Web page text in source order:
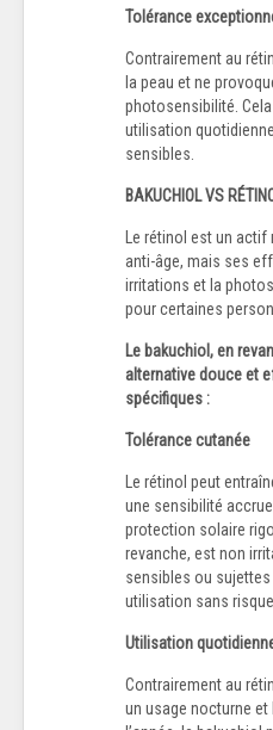
Tolérance
Contrairement au
la peau et ne
photosensibilité.
utilisation
sensibles.
BAKUCHIOL VS
Le rétinol est un
anti-âge, mais ses
irritations et la
pour certaines
Le bakuchiol, en
alternative douce et
spécifiques :
Tolérance cutanée
Le rétinol peut
une sensibilité
protection solaire
revanche, est non
sensibles ou sujettes
utilisation sans
Utilisation
Contrairement au
un usage nocturne